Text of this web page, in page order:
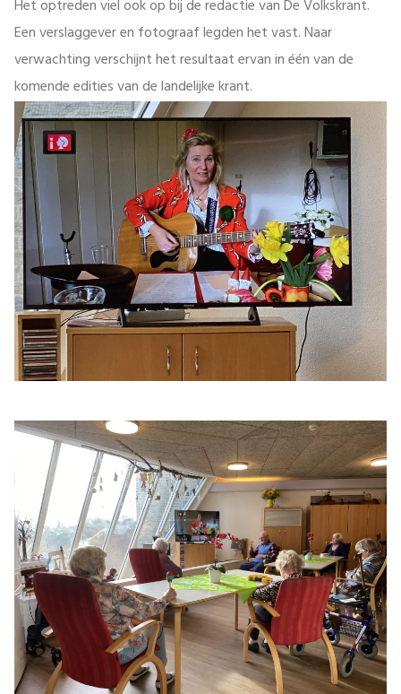
Het optreden viel ook op bij de redactie van De Volkskrant.
Een verslaggever en fotograaf legden het vast. Naar
verwachting verschijnt het resultaat ervan in één van de
komende edities van de landelijke krant.